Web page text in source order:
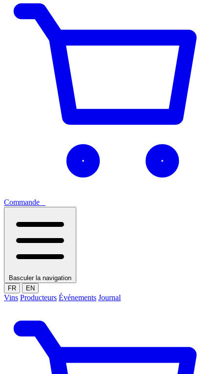
Commande
Basculer la navigation
FR
EN
Vins Producteurs Événements Journal